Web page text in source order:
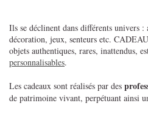
Ils se déclinent dans différents univers :
décoration, jeux, senteurs etc.
objets authentiques, rares, inattendus,
personnalisables.
Les cadeaux sont réalisés par des
de patrimoine vivant, perpétuant ainsi